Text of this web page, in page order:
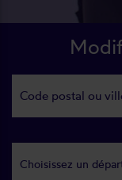
Choisissez un